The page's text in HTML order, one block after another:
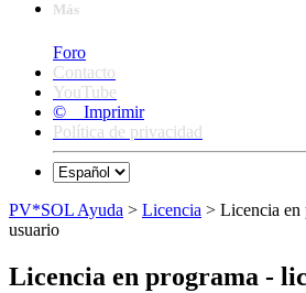
Más
Foro
Contacto
YouTube
© Imprimir
Política de privacidad
PV*SOL Ayuda > Licencia > Licencia en
usuario
Licencia en programa -